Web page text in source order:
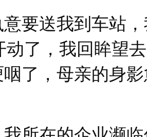
送我到车站，
动了，我回眸望
咽了，母亲的身